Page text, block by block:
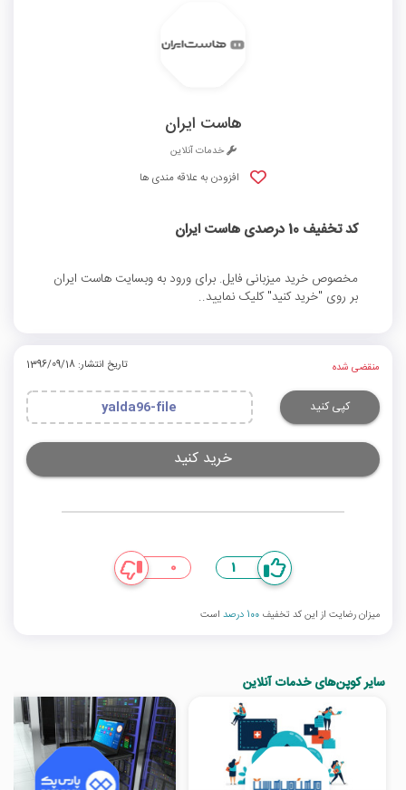
هاست ایران
خدمات آنلاین
افزودن به علاقه مندی ها
کد تخفیف 10 درصدی هاست ایران
مخصوص خرید میزبانی فایل. برای ورود به وبسایت هاست ایران
بر روی "خرید کنید" کلیک نمایید..
منقضی شده تاریخ انتشار: 1396/09/18
کپی کنید yalda96-file
خرید کنید
1
0
میزان رضایت از این کد تخفیف 100 درصد است
سایر کوپن‌های خدمات آنلاین